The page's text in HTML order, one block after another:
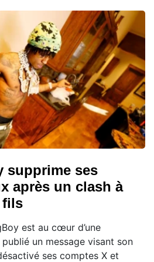
supprime ses
après un clash à
fils
est au cœur d’une
un message visant son
ses comptes X et